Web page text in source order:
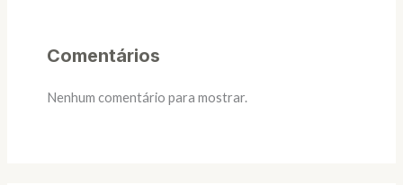
Comentários
Nenhum comentário para mostrar.